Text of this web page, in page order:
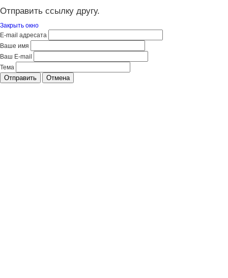
Отправить ссылку другу.
Закрыть окно
E-mail адресата
Ваше имя
Ваш E-mail
Тема
Отправить Отмена